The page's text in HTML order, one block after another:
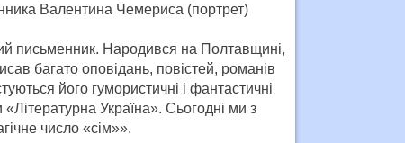
Валентина Чемериса (портрет)
письменник. Народився на Полтавщині,
багато оповідань, повістей, романів
його гумористичні і фантастичні
Україна». Сьогодні ми з
число «сім»».